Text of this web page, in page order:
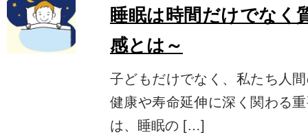
睡眠は時間だけでなく
感とは～
子どもだけでなく、私たち人
健康や寿命延伸に深く関わる
は、睡眠の […]